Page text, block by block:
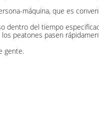
máquina, que es
dentro del tiempo
peatones pasen
gente.